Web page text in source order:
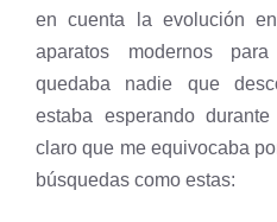
en cuenta la evolución
aparatos modernos para
quedaba nadie que
estaba esperando
claro que me equivocaba
búsquedas como estas: